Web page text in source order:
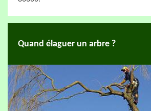
Quand élaguer un arbre ?